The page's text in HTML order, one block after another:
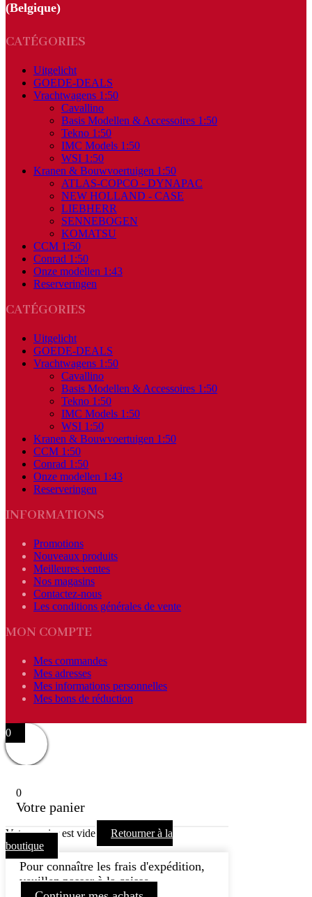
(Belgique)
CATÉGORIES
Uitgelicht
GOEDE-DEALS
Vrachtwagens 1:50
Cavallino
Basis Modellen & Accessoires 1:50
Tekno 1:50
IMC Models 1:50
WSI 1:50
Kranen & Bouwvoertuigen 1:50
ATLAS-COPCO - DYNAPAC
NEW HOLLAND - CASE
LIEBHERR
SENNEBOGEN
KOMATSU
CCM 1:50
Conrad 1:50
Onze modellen 1:43
Reserveringen
CATÉGORIES
Uitgelicht
GOEDE-DEALS
Vrachtwagens 1:50
Cavallino
Basis Modellen & Accessoires 1:50
Tekno 1:50
IMC Models 1:50
WSI 1:50
Kranen & Bouwvoertuigen 1:50
CCM 1:50
Conrad 1:50
Onze modellen 1:43
Reserveringen
INFORMATIONS
Promotions
Nouveaux produits
Meilleures ventes
Nos magasins
Contactez-nous
Les conditions générales de vente
MON COMPTE
Mes commandes
Mes adresses
Mes informations personnelles
Mes bons de réduction
0
0
Votre panier
Votre panier est vide
Retourner à la
boutique
Pour connaître les frais d'expédition,
veuillez passer à la caisse.